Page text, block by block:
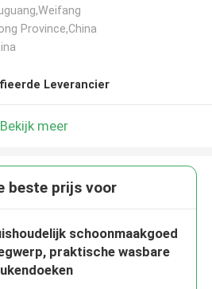
Province,China
Leverancier
Bekijk meer
beste prijs voor
schoonmaakgoed
praktische wasbare